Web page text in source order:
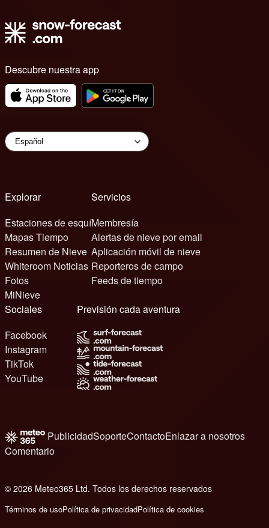
Descubre nuestra app
Explorar
Estaciones de esquí
Mapas Tiempo
Resumen de Nieve
Whiteroom Noticias
Fotos
MiNieve
Servicios
Membresía
Alertas de nieve por email
Aplicación móvil de nieve
Reporteros de campo
Feeds de tiempo
Sociales
Facebook
Instagram
TikTok
YouTube
Previsión cada aventura
PublicidadSoporteContactoEnlazar a nosotros
Comentario
© 2026 Meteo365 Ltd. Todos los derechos reservados
Términos de usoPolítica de privacidadPolítica de cookies